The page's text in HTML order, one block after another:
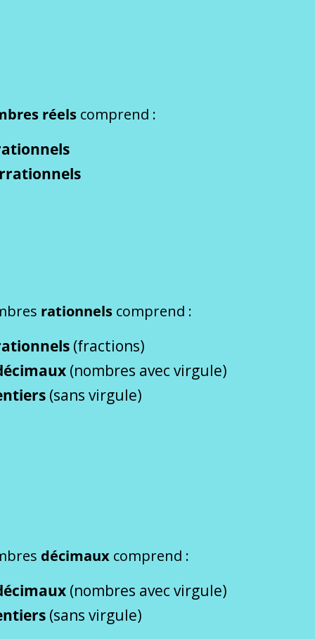
réelscomprend :
rationnels comprend :
(fractions)
(nombres avec virgule)
(sans virgule)
décimaux comprend :
(nombres avec virgule)
(sans virgule)